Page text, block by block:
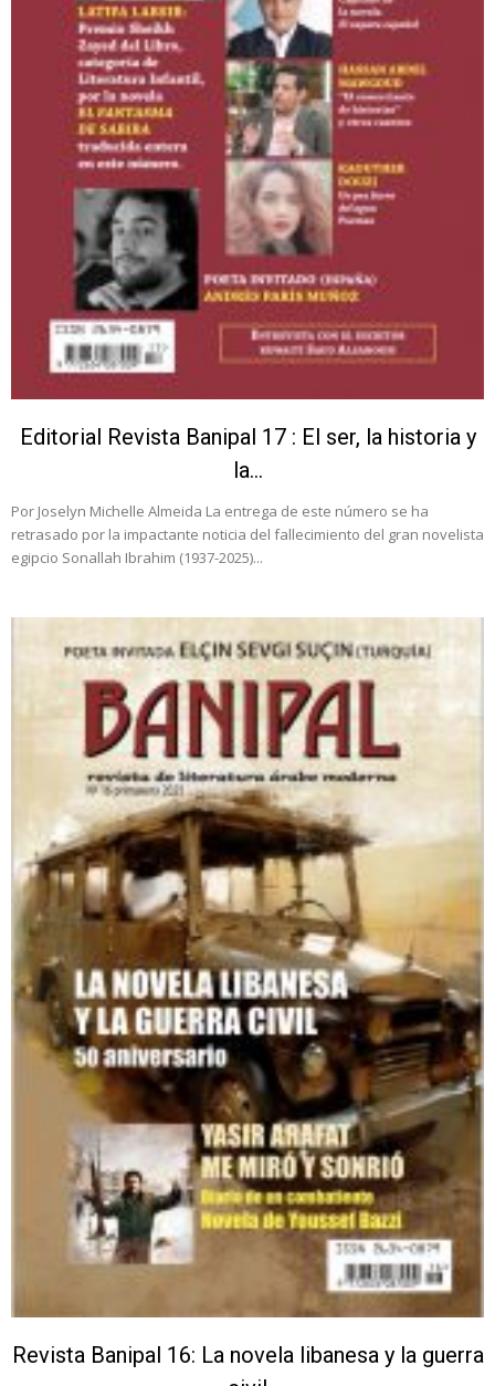
Editorial Revista Banipal 17 : El ser, la historia y
la...
Por Joselyn Michelle Almeida La entrega de este número se ha
retrasado por la impactante noticia del fallecimiento del gran novelista
egipcio Sonallah Ibrahim (1937-2025)...
Revista Banipal 16: La novela libanesa y la guerra